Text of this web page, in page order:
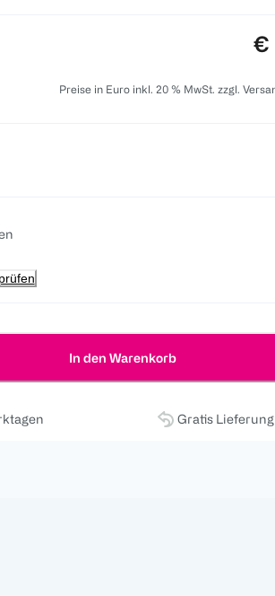
€
Preise in Euro inkl. 20 % MwSt. zzgl.
In den Warenkorb
Gratis